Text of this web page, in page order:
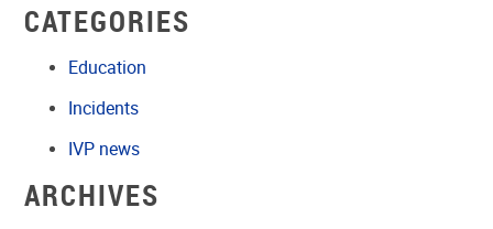
CATEGORIES
Education
Incidents
IVP news
ARCHIVES